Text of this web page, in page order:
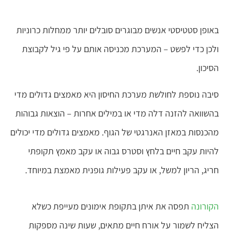
באופן סטטיסטי אנשים מבוגרים סובלים יותר ממחלות כרוניות
ולכן כדי לפשט – המערכת מכניסה אותם על פי גיל לקבוצת
הסיכון.
סיבה נוספת לחולשת מערכת החיסון היא מאמצים גדולים מדי
בהשוואה להזנה דלה מדי או במילים אחרות – הוצאות גבוהות
מהכנסות במאזן האנרגטי של הגוף. מאמצים גדולים מדי יכולים
להיות עקב חיים בלחץ וסטרס גבוה או עקב מאמץ תקופתי
חריג, הריון למשל, או עקב פעילות גופנית מאמצת במיוחד.
הקורונה תפסה את איתן בתקופת אימונים מעייפת כשלא
הצליח לשמור על אורח חיים מתאים, שעות שינה מספקות